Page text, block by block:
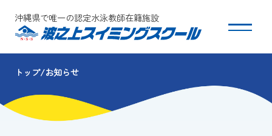
沖縄県で唯一の認定水泳教師在籍施設
スクールについて
コース・クラス紹介
トップ お知らせ